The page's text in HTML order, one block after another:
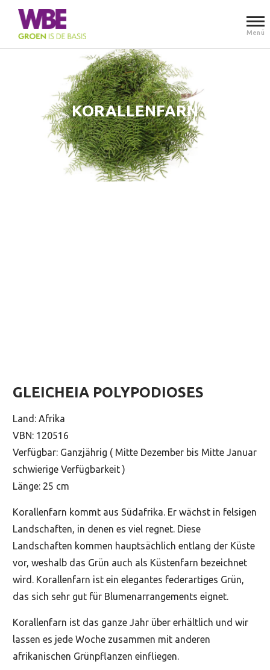
Menü
KORALLENFARN
GLEICHEIA POLYPODIOSES
Land: Afrika
VBN: 120516
Verfügbar: Ganzjährig ( Mitte Dezember bis Mitte Januar
schwierige Verfügbarkeit )
Länge: 25 cm
Korallenfarn kommt aus Südafrika. Er wächst in felsigen
Landschaften, in denen es viel regnet. Diese
Landschaften kommen hauptsächlich entlang der Küste
vor, weshalb das Grün auch als Küstenfarn bezeichnet
wird. Korallenfarn ist ein elegantes federartiges Grün,
das sich sehr gut für Blumenarrangements eignet.
Korallenfarn ist das ganze Jahr über erhältlich und wir
lassen es jede Woche zusammen mit anderen
afrikanischen Grünpflanzen einfliegen.